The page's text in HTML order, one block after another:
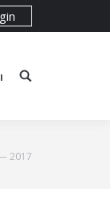
2017